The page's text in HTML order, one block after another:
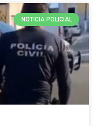
NOTICIA POLICIAL